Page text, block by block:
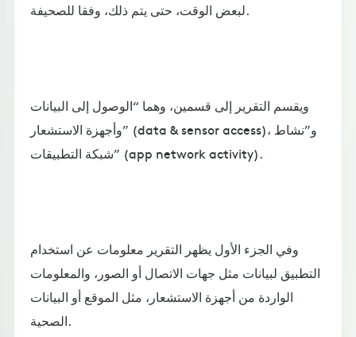
لبعض الوقت، حتى يتم ذلك، وفقا للصحيفة.
ويقسم التقرير إلى قسمين، وهما “الوصول إلى البيانات
وأجهزة الاستشعار” (data & sensor access)، و”نشاط
شبكة التطبيقات” (app network activity).
وفي الجزء الأول يظهر التقرير معلومات عن استخدام
التطبيق لبيانات مثل جهات الاتصال أو الصور، والمعلومات
الواردة من أجهزة الاستشعار، مثل الموقع أو البيانات
الصحية.